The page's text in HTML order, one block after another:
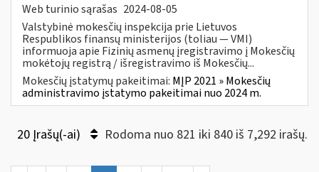
Web turinio sąrašas 2024-08-05
Valstybinė mokesčių inspekcija prie Lietuvos
Respublikos finansų ministerijos (toliau — VMI)
informuoja apie Fizinių asmenų įregistravimo į Mokesčių
mokėtojų registrą / išregistravimo iš Mokesčių...
Mokesčių įstatymų pakeitimai: MĮP 2021 » Mokesčių
administravimo įstatymo pakeitimai nuo 2024 m.
20 Įrašų(-ai) Rodoma nuo 821 iki 840 iš 7,292 irašų.